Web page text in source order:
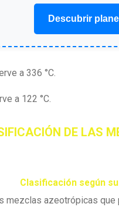
Descubrir
a 336 °C.
a 122 °C.
DE LAS
Clasificación según
mezclas azeotrópicas